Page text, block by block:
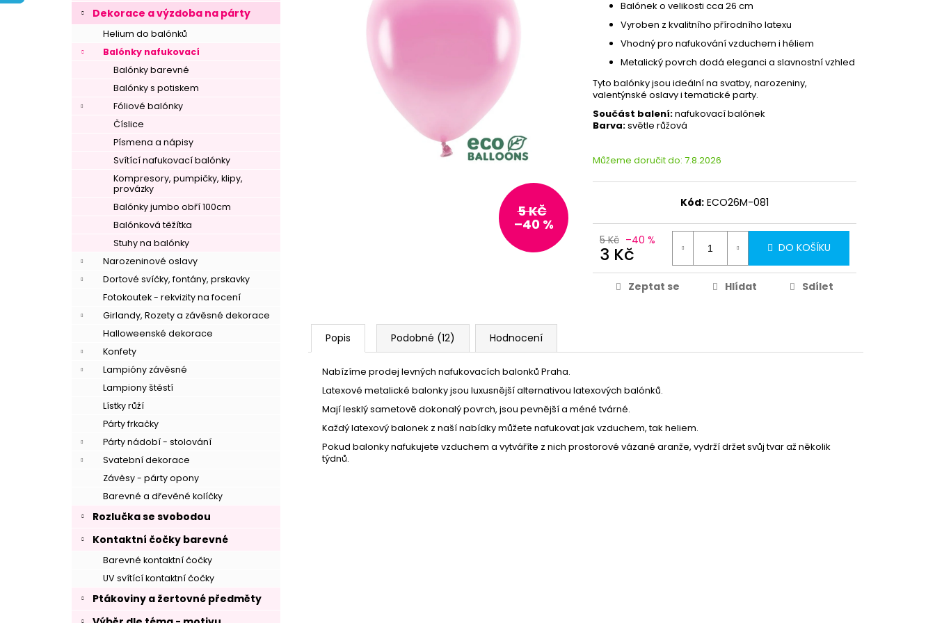
Dekorace a výzdoba na párty
Helium do balónků
Balónky nafukovací
Balónky barevné
Balónky s potiskem
Fóliové balónky
Číslice
Písmena a nápisy
Svítící nafukovací balónky
Kompresory, pumpičky, klipy,
provázky
Balónky jumbo obří 100cm
Balónková těžítka
Stuhy na balónky
Narozeninové oslavy
Dortové svíčky, fontány, prskavky
Fotokoutek - rekvizity na focení
Girlandy, Rozety a závěsné dekorace
Halloweenské dekorace
Konfety
Lampióny závěsné
Lampiony štěstí
Lístky růží
Párty frkačky
Párty nádobí - stolování
Svatební dekorace
Závěsy - párty opony
Barevné a dřevěné kolíčky
Rozlučka se svobodou
Kontaktní čočky barevné
Barevné kontaktní čočky
UV svítící kontaktní čočky
Ptákoviny a žertovné předměty
Balónek o velikosti cca 26 cm
Vyroben z kvalitního přírodního latexu
Vhodný pro nafukování vzduchem i héliem
Metalický povrch dodá eleganci a slavnostní vzhled
Tyto balónky jsou ideální na svatby, narozeniny,
valentýnské oslavy i tematické party.
Součást balení:nafukovací balónek
Barva:světle růžová
Můžeme doručit do: 7.8.2026
Kód: ECO26M-081
5 Kč –40 %
3 Kč DO KOŠÍKU
Zeptat se Hlídat Sdílet
5 KČ
–40 %
Popis Podobné (12) Hodnocení
Nabízíme prodej levných nafukovacích balonků Praha.
Latexové metalické balonky jsou luxusnější alternativou latexových balónků.
Mají lesklý sametově dokonalý povrch, jsou pevnější a méné tvárné.
Každý latexový balonek z naší nabídky můžete nafukovat jak vzduchem, tak heliem.
Pokud balonky nafukujete vzduchem a vytváříte z nich prostorové vázané aranže, vydrží držet svůj tvar až několik
týdnů.
Partykostym.cz - online